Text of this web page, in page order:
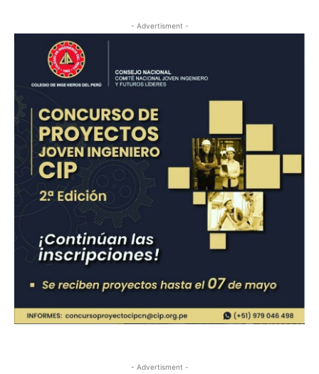
- Advertisment -
- Advertisment -